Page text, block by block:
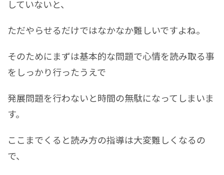
していないと、
ただやらせるだけではなかなか難しいですよね。
そのためにまずは基本的な問題で心情を読み取る事
をしっかり行ったうえで
発展問題を行わないと時間の無駄になってしまいま
す。
ここまでくると読み方の指導は大変難しくなるの
で、